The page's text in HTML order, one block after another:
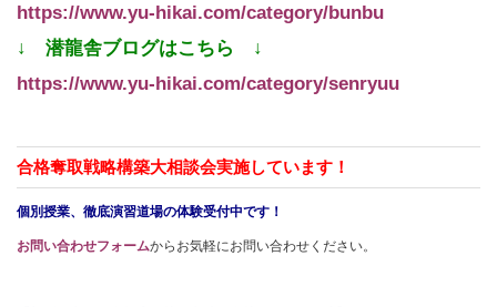
https://www.yu-hikai.com/category/bunbu
↓ 潜龍舎ブログはこちら ↓
https://www.yu-hikai.com/category/senryuu
合格奪取戦略構築大相談会実施しています！
個別授業、徹底演習道場の体験受付中です！
お問い合わせフォームからお気軽にお問い合わせください。